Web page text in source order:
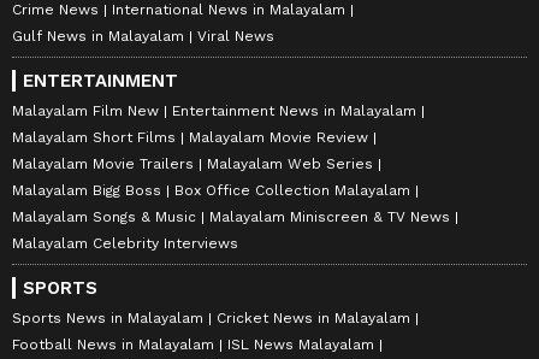
Crime News
International News in Malayalam
Gulf News in Malayalam
Viral News
ENTERTAINMENT
Malayalam Film New
Entertainment News in Malayalam
Malayalam Short Films
Malayalam Movie Review
Malayalam Movie Trailers
Malayalam Web Series
Malayalam Bigg Boss
Box Office Collection Malayalam
Malayalam Songs & Music
Malayalam Miniscreen & TV News
Malayalam Celebrity Interviews
SPORTS
Sports News in Malayalam
Cricket News in Malayalam
Football News in Malayalam
ISL News Malayalam